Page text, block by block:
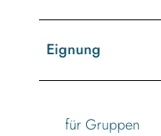
Eignung
für Gruppen